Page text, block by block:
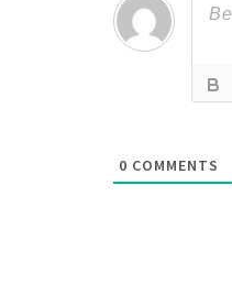
0 COMMENTS